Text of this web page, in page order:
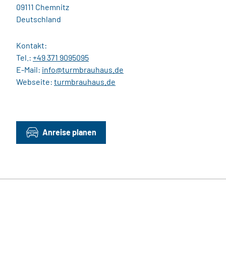
09111 Chemnitz
Deutschland
Kontakt:
Tel.: +49 371 9095095
E-Mail: info@turmbrauhaus.de
Webseite: turmbrauhaus.de
Anreise planen